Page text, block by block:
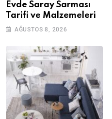
Evde Saray Sarması
Tarifi ve Malzemeleri
AĞUSTOS 8, 2026